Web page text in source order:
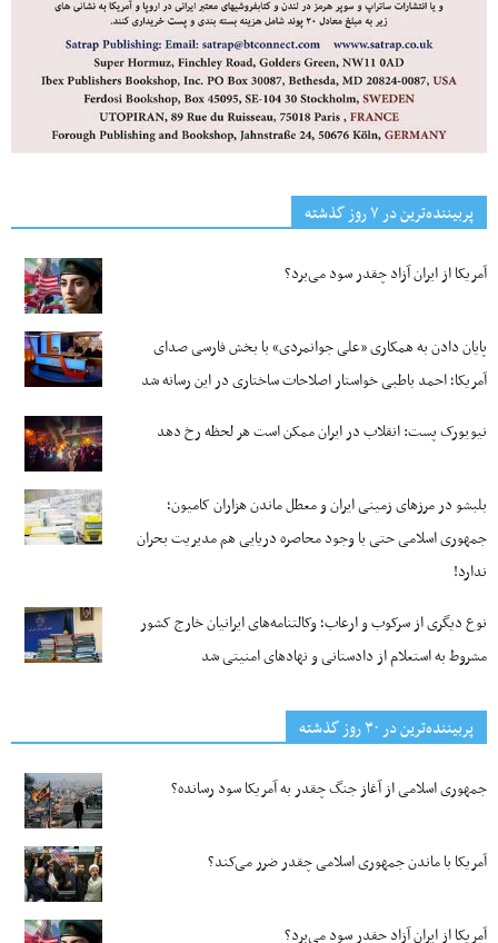
پربیننده‌ترین‌ در ۷ روز گذشته
آمریکا از ایران آزاد چقدر سود می‌برد؟
پایان دادن به همکاری «علی جوانمردی» با بخش فارسی صدای
آمریکا؛ احمد باطبی خواستار اصلاحات ساختاری در این رسانه شد
نیویورک پست: انقلاب در ایران ممکن است هر لحظه رخ دهد
بلبشو در مرزهای زمینی ایران و معطل ماندن هزاران کامیون؛
جمهوری اسلامی حتی با وجود محاصره دریایی هم مدیریت بحران
ندارد!
نوع دیگری از سرکوب و ارعاب؛ وکالتنامه‌های ایرانیان خارج کشور
مشروط به استعلام از دادستانی و نهادهای امنیتی شد
پربیننده‌ترین‌ در ۳۰ روز گذشته
جمهوری اسلامی از آغاز جنگ چقدر به آمریکا سود رسانده؟
آمریکا با ماندن جمهوری اسلامی چقدر ضرر می‌کند؟
آمریکا از ایران آزاد چقدر سود می‌برد؟